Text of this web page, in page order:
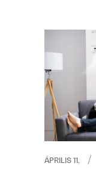
ÁPRILIS 11,